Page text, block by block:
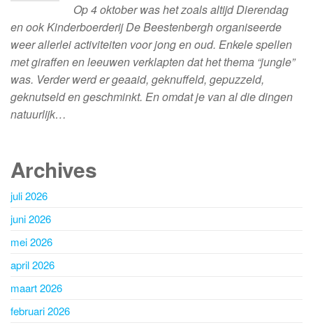
Op 4 oktober was het zoals altijd Dierendag
en ook Kinderboerderij De Beestenbergh organiseerde
weer allerlei activiteiten voor jong en oud. Enkele spellen
met giraffen en leeuwen verklapten dat het thema “jungle”
was. Verder werd er geaaid, geknuffeld, gepuzzeld,
geknutseld en geschminkt. En omdat je van al die dingen
natuurlijk…
Archives
juli 2026
juni 2026
mei 2026
april 2026
maart 2026
februari 2026